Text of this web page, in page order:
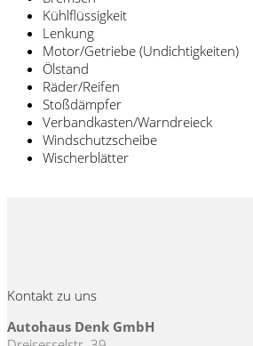
Kühlflüssigkeit
Lenkung
Motor/Getriebe (Undichtigkeiten)
Ölstand
Räder/Reifen
Stoßdämpfer
Verbandkasten/Warndreieck
Windschutzscheibe
Wischerblätter
Kontakt zu uns
Autohaus Denk GmbH